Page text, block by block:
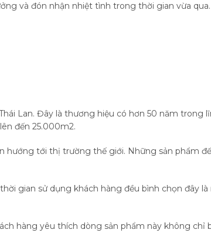
và đón nhận nhiệt tình trong thời gian vừa qua.
Lan. Đây là thương hiệu có hơn 50 năm trong
đến 25.000m2.
hướng tới thị trường thế giới. Những sản phẩm
gian sử dụng khách hàng đều bình chọn đây là
hàng yêu thích dòng sản phẩm này không chỉ